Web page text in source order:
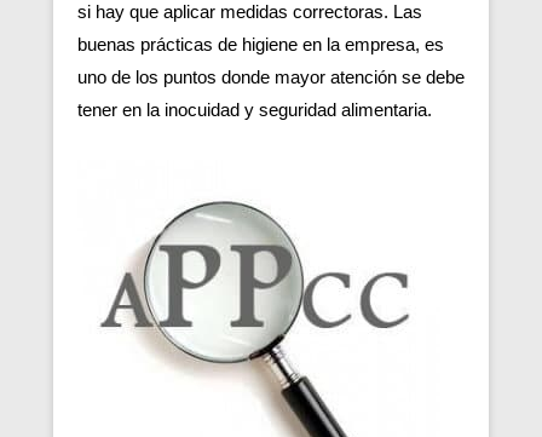
si hay que aplicar medidas correctoras. Las
buenas prácticas de higiene en la empresa, es
uno de los puntos donde mayor atención se debe
tener en la inocuidad y seguridad alimentaria.